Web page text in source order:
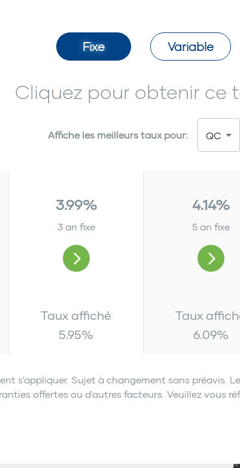
Fixe Variable
Cliquez pour obtenir ce
Affiche les meilleurs taux pour: QC
3.99%
3 an fixe
Taux affiché
5.95%
4.14%
5 an fixe
Taux
6.09%
s'appliquer. Sujet à changement sans préavis.
offertes ou d'autres facteurs. Veuillez vous